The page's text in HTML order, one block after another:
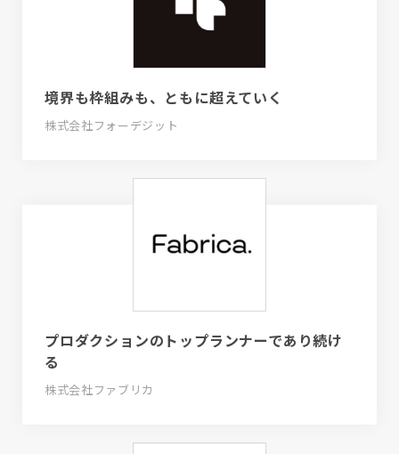
境界も枠組みも、ともに超えていく
株式会社フォーデジット
プロダクションのトップランナーであり続け
る
株式会社ファブリカ